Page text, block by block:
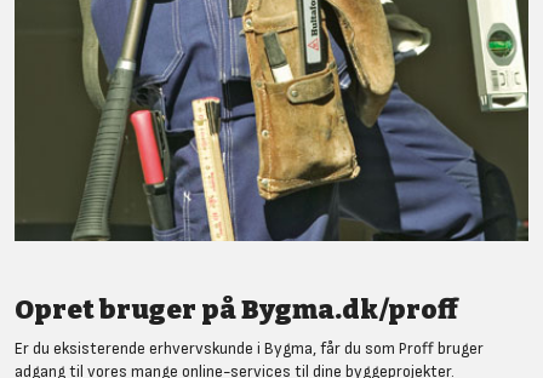
Opret bruger på Bygma.dk/proff
Er du eksisterende erhvervskunde i Bygma, får du som Proff bruger
adgang til vores mange online-services til dine byggeprojekter.